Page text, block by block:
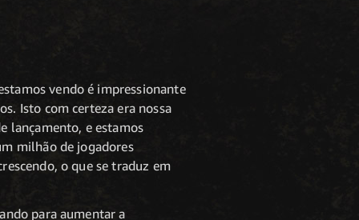
vendo é impressionante
Isto com certeza era nossa
lançamento, e estamos
milhão de jogadores
o que se traduz em
para aumentar a